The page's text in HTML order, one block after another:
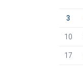
3
10
17